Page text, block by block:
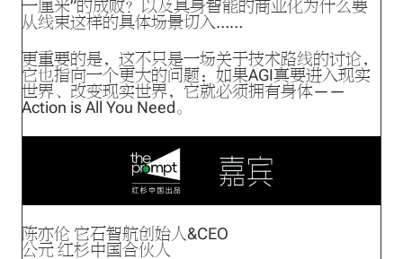
一厘米”的成败？以及具身智能的商业化为什么要
从线束这样的具体场景切入……
更重要的是，这不只是一场关于技术路线的讨论，
它也指向一个更大的问题：如果AGI真要进入现实
世界、改变现实世界，它就必须拥有身体——
Action is All You Need。
陈亦伦 它石智航创始人&CEO
公元 红杉中国合伙人